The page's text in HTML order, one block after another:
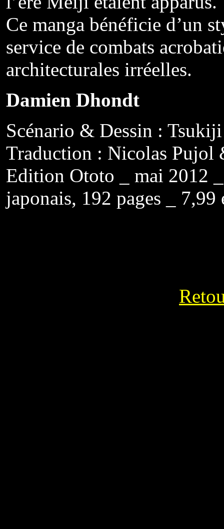
Ce manga bénéficie d’un
service de combats
architecturales irréelles.
Damien Dhondt
Scénario & Dessin :
Traduction : Nicolas Pujol
Edition Ototo _ mai 2012
japonais, 192 pages _ 7,99